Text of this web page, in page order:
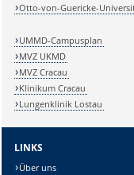
Otto-von-Guericke-
UMMD-Campusplan
MVZ UKMD
MVZ Cracau
Klinikum Cracau
Lungenklinik Lostau
LINKS
Über uns